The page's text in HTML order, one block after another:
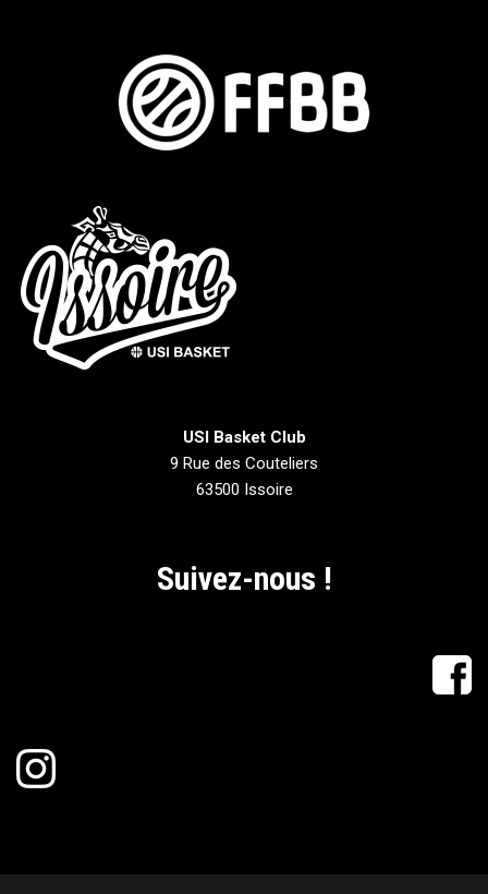
USI Basket Club
9 Rue des Couteliers
63500 Issoire
Suivez-nous !